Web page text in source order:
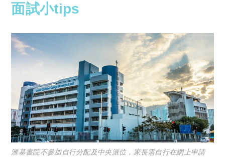
面試小tips
滙基書院不參加自行分配及中央派位，家長需自行在網上申請